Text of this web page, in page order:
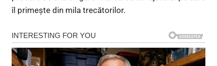
îl primește din mila trecătorilor.